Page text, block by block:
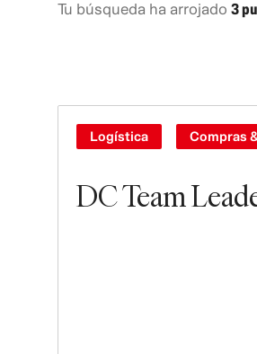
Tu búsqueda ha arrojado 3
DC Team
Logística Compras